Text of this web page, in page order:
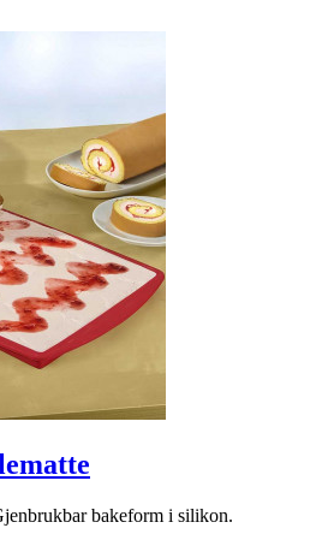
bakeform i silikon.